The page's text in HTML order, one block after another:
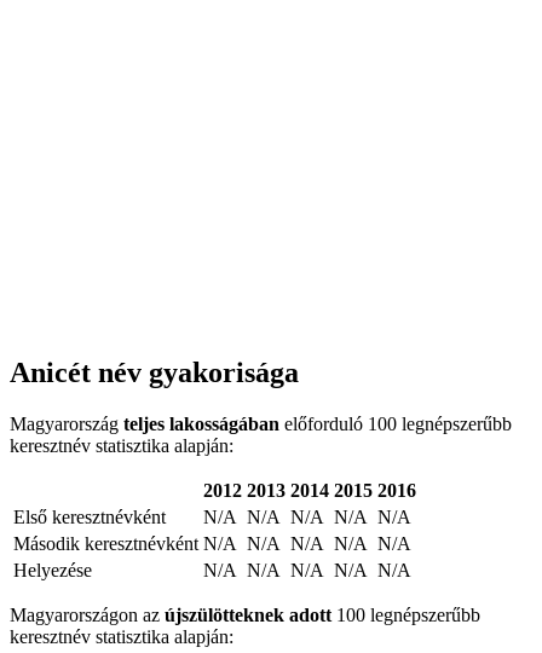
Anicét név gyakorisága
Magyarország teljes lakosságában előforduló 100 legnépszerűbb
keresztnév statisztika alapján:
2012 2013 2014 2015 2016
Első keresztnévként
N/A N/A N/A N/A N/A
Második keresztnévként N/A N/A N/A N/A N/A
Helyezése
N/A N/A N/A N/A N/A
Magyarországon az újszülötteknek adott 100 legnépszerűbb
keresztnév statisztika alapján: